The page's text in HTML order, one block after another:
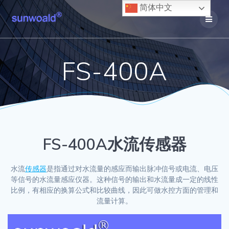
Skip
FS-400A
FS-400A水流传感器
水流传感器是指通过对水流量的感应而输出脉冲信号或电流、电压
等信号的水流量感应仪器。这种信号的输出和水流量成一定的线性
比例，有相应的换算公式和比较曲线，因此可做水控方面的管理和
流量计算。
简体中文